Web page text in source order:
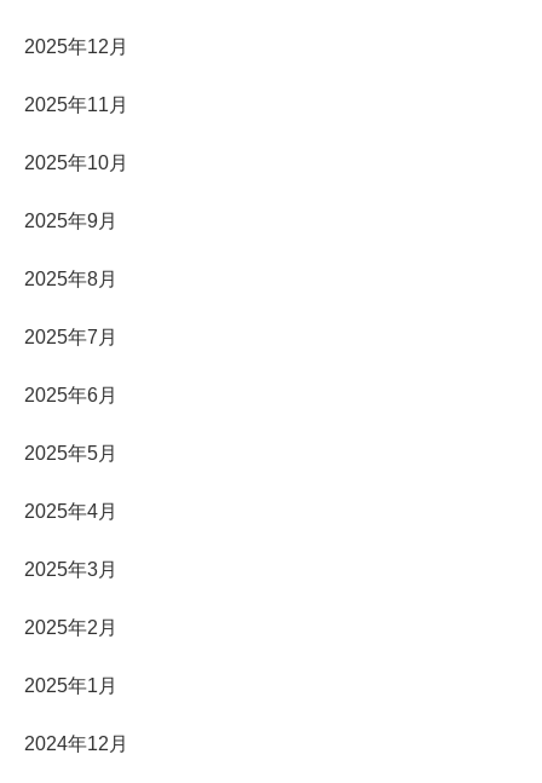
2025年12月
2025年11月
2025年10月
2025年9月
2025年8月
2025年7月
2025年6月
2025年5月
2025年4月
2025年3月
2025年2月
2025年1月
2024年12月